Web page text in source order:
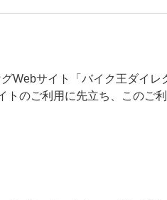
Webサイト「バイク王ダイレ
トのご利用に先立ち、このご